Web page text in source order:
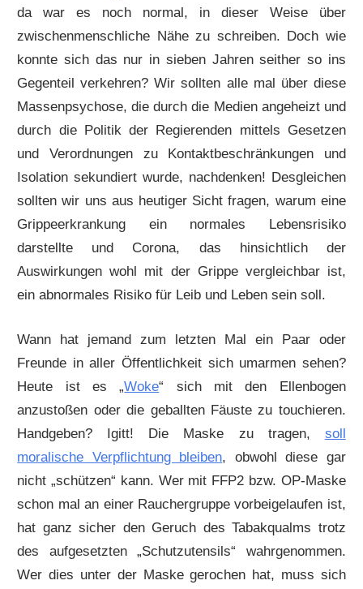
da war es noch normal, in dieser Weise über
zwischenmenschliche Nähe zu schreiben. Doch wie
konnte sich das nur in sieben Jahren seither so ins
Gegenteil verkehren? Wir sollten alle mal über diese
Massenpsychose, die durch die Medien angeheizt und
durch die Politik der Regierenden mittels Gesetzen
und Verordnungen zu Kontaktbeschränkungen und
Isolation sekundiert wurde, nachdenken! Desgleichen
sollten wir uns aus heutiger Sicht fragen, warum eine
Grippeerkrankung ein normales Lebensrisiko
darstellte und Corona, das hinsichtlich der
Auswirkungen wohl mit der Grippe vergleichbar ist,
ein abnormales Risiko für Leib und Leben sein soll.
Wann hat jemand zum letzten Mal ein Paar oder
Freunde in aller Öffentlichkeit sich umarmen sehen?
Heute ist es „Woke“ sich mit den Ellenbogen
anzustoßen oder die geballten Fäuste zu touchieren.
Handgeben? Igitt! Die Maske zu tragen, soll
moralische Verpflichtung bleiben, obwohl diese gar
nicht „schützen“ kann. Wer mit FFP2 bzw. OP-Maske
schon mal an einer Rauchergruppe vorbeigelaufen ist,
hat ganz sicher den Geruch des Tabakqualms trotz
des aufgesetzten „Schutzutensils“ wahrgenommen.
Wer dies unter der Maske gerochen hat, muss sich